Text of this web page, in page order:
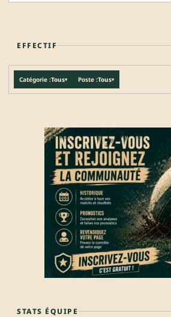
EFFECTIF
Catégorie :Tous▾ Poste :Tous▾
STATS ÉQUIPE